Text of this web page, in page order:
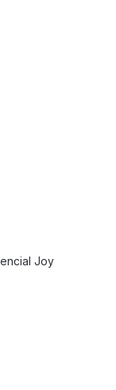
Joy
disponíveis